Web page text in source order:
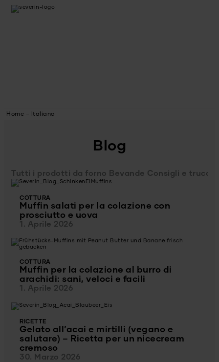
Home – Italiano
Blog
Tutti i prodotti da forno Bevande Consigli e
COTTURA
Muffin salati per la colazione con
prosciutto e uova
1. Aprile 2026
COTTURA
Muffin per la colazione al burro di
arachidi: sani, veloci e facili
1. Aprile 2026
RICETTE
Gelato all’acai e mirtilli (vegano e
salutare) – Ricetta per un nicecream
cremoso
30. Marzo 2026